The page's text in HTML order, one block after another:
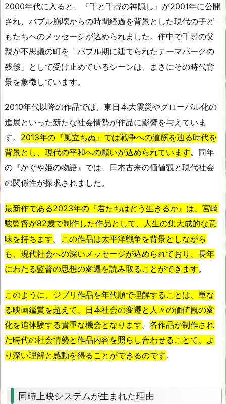
2000年代に入ると、『千と千尋の神隠し』が2001年に公開
され、バブル崩壊からの時間経過を背景とした現代の子ど
もたちへのメッセージが込められました。作中で千尋の父
親が不思議の町を「バブル期に建てられたテーマパークの
残骸」として受け止めているシーンは、まさにその時代背
景を象徴しています。
2010年代以降の作品では、東日本大震災やグローバル化の
進展といった新たな社会情勢が作品に影響を与えていま
す。 2013年の『風立ちぬ』では戦争への道筋を辿る時代を
背景とし、現代の平和への願いが込められています。同年
の『かぐや姫の物語』では、日本古来の価値観と現代社会
の関係性が探求されました。
最新作である2023年の『君たちはどう生きるか』は、宮崎
駿監督が82歳で制作した作品として、人生の集大成的な意
味を持ちます。 この作品は太平洋戦争を背景としながら
も、現代社会への深いメッセージが込められており、長年
にわたる監督の思想の変遷を読み取ることができます。
このように、ジブリ作品を年代順で理解することは、単な
る映画鑑賞を超えて、日本社会の変遷と人々の価値観の変
化を追体験する貴重な機会となります。 各作品が制作され
た時代の社会情勢と作品内容を照らし合わせることで、よ
り深い理解と感動を得ることができるのです。
同時上映システムが生まれた理由